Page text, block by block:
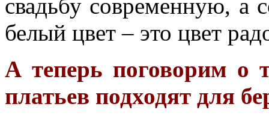
свадьбу современную, а
белый цвет – это цвет
А теперь поговорим о
платьев подходят для